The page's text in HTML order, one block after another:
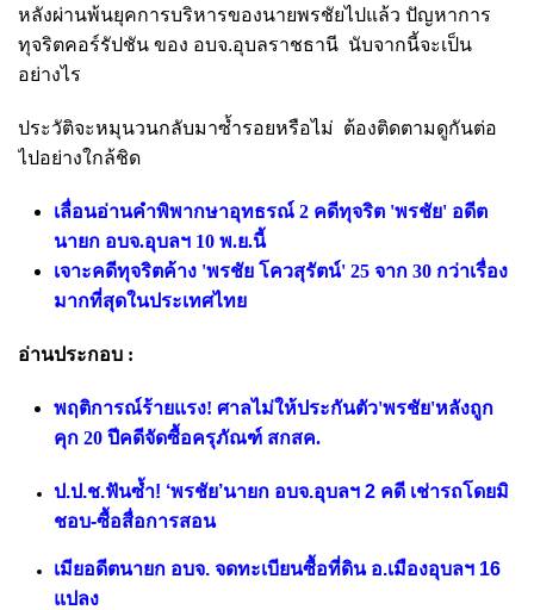
หลังผ่านพ้นยุคการบริหารของนายพรชัยไปแล้ว ปัญหาการ
ทุจริตคอร์รัปชัน ของ อบจ.อุบลราชธานี นับจากนี้จะเป็น
อย่างไร
ประวัติจะหมุนวนกลับมาซ้ำรอยหรือไม่ ต้องติดตามดูกันต่อ
ไปอย่างใกล้ชิด
เลื่อนอ่านคำพิพากษาอุทธรณ์ 2 คดีทุจริต 'พรชัย' อดีต
นายก อบจ.อุบลฯ 10 พ.ย.นี้
เจาะคดีทุจริตค้าง 'พรชัย โควสุรัตน์' 25 จาก 30 กว่าเรื่อง
มากที่สุดในประเทศไทย
อ่านประกอบ :
พฤติการณ์ร้ายแรง! ศาลไม่ให้ประกันตัว'พรชัย'หลังถูก
คุก 20 ปีคดีจัดซื้อครุภัณฑ์ สกสค.
ป.ป.ช.ฟันซ้ำ! ‘พรชัย’นายก อบจ.อุบลฯ 2 คดี เช่ารถโดยมิ
ชอบ-ซื้อสื่อการสอน
เมียอดีตนายก อบจ. จดทะเบียนซื้อที่ดิน อ.เมืองอุบลฯ 16
แปลง